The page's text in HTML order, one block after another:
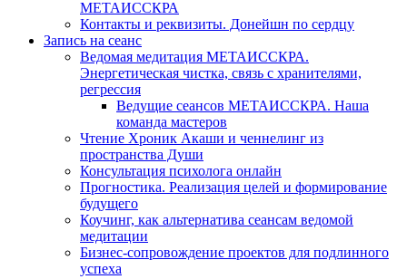
МЕТАИССКРА
Контакты и реквизиты. Донейшн по сердцу
Запись на сеанс
Ведомая медитация МЕТАИССКРА.
Энергетическая чистка, связь с хранителями,
регрессия
Ведущие сеансов МЕТАИССКРА. Наша
команда мастеров
Чтение Хроник Акаши и ченнелинг из
пространства Души
Консультация психолога онлайн
Прогностика. Реализация целей и формирование
будущего
Коучинг, как альтернатива сеансам ведомой
медитации
Бизнес-сопровождение проектов для подлинного
успеха